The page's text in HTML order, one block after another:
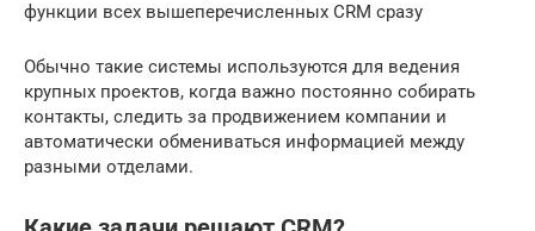
функции всех вышеперечисленных CRM сразу
Обычно такие системы используются для ведения
крупных проектов, когда важно постоянно собирать
контакты, следить за продвижением компании и
автоматически обмениваться информацией между
разными отделами.